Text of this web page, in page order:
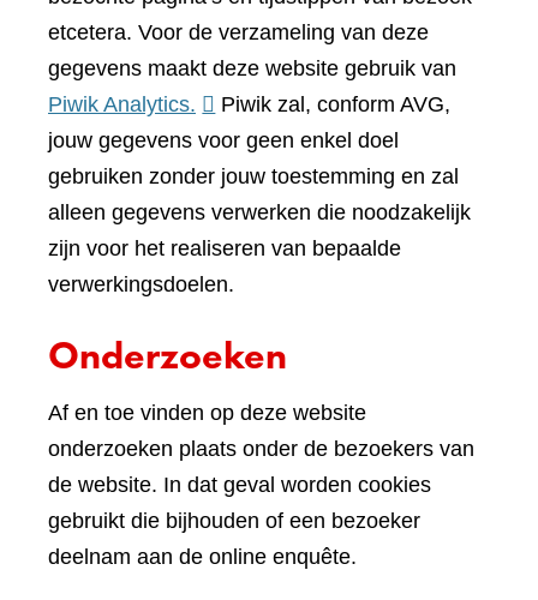
etcetera. Voor de verzameling van deze
gegevens maakt deze website gebruik van
Piwik Analytics. (verwijst
naar
een
andere
website)
Piwik zal, conform AVG,
jouw gegevens voor geen enkel doel
gebruiken zonder jouw toestemming en zal
alleen gegevens verwerken die noodzakelijk
zijn voor het realiseren van bepaalde
verwerkingsdoelen.
Onderzoeken
Af en toe vinden op deze website
onderzoeken plaats onder de bezoekers van
de website. In dat geval worden cookies
gebruikt die bijhouden of een bezoeker
deelnam aan de online enquête.